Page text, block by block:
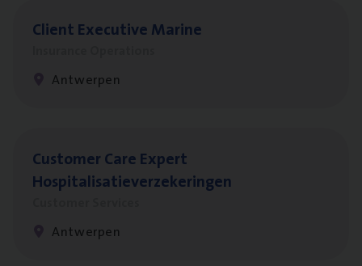
Client Exe­cu­ti­ve Marine
Antwerpen
Cus­to­mer Care Expert
Hospitalisatieverzekeringen
Antwerpen